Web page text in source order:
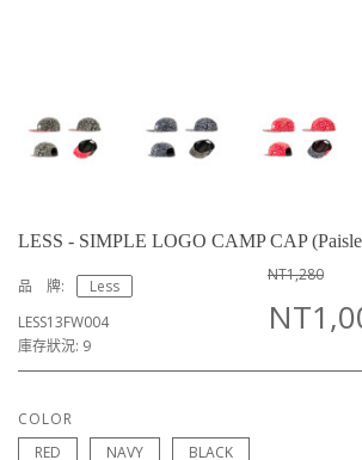
LESS - SIMPLE LOGO CAMP CAP
品 牌:
Less
LESS13FW004
庫存狀況: 9
NT1,280
COLOR
RED
NAVY BLACK